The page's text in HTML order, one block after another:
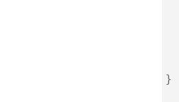
}